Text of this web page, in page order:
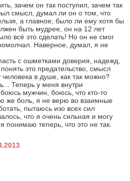
зачем он так поступил, зачем так
смысл, думал ли он о том, что
а главное, было ли ему хотя бы
быть мудрее, он на 12 лет
всё это сделать! Но он не смог
Наверное, думал, я не
с ошметками доверия, надежд,
это предательство, смысл
человека в душе, как так можно?
Теперь у меня внутри
мужчин, боюсь, что кто-то
же боль, я не верю во взаимные
пытаюсь изо всех сил
что я очень сильная и могу
теперь, что это не так.